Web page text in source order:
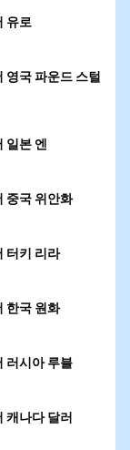
유로
국 파운드 스털
본 엔
국 위안화
키 리라
국 원화
시아 루블
나다 달러